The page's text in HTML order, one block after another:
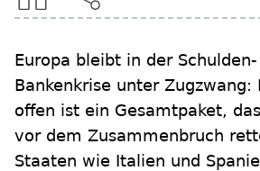
Europa bleibt in der Schulden-
Bankenkrise unter Zugzwang:
offen ist ein Gesamtpaket,
vor dem Zusammenbruch
Staaten wie Italien und